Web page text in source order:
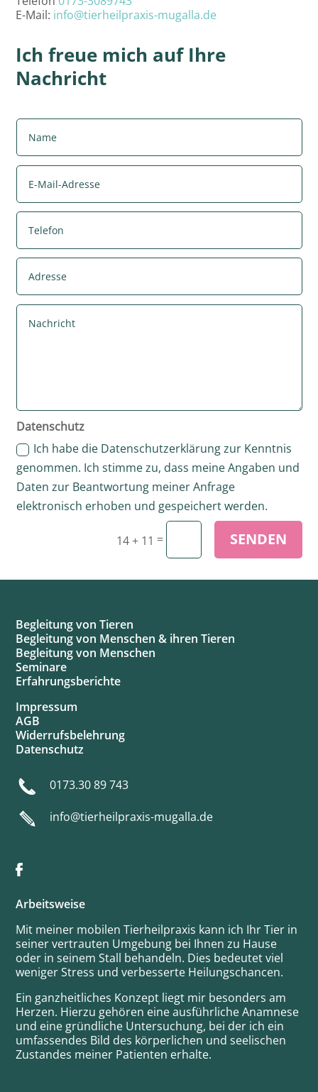
E-Mail: info@tierheilpraxis-mugalla.de
Ich freue mich auf Ihre
Nachricht
Datenschutz
Ich habe die Datenschutzerklärung zur Kenntnis
genommen. Ich stimme zu, dass meine Angaben und
Daten zur Beantwortung meiner Anfrage
elektronisch erhoben und gespeichert werden.
14 + 11 = SENDEN
Begleitung von Tieren
Begleitung von Menschen & ihren Tieren
Begleitung von Menschen
Seminare
Erfahrungsberichte
Impressum
AGB
Widerrufsbelehrung
Datenschutz
0173.30 89 743
info@tierheilpraxis-mugalla.de
Arbeitsweise
Mit meiner mobilen Tierheilpraxis kann ich Ihr Tier in
seiner vertrauten Umgebung bei Ihnen zu Hause
oder in seinem Stall behandeln. Dies bedeutet viel
weniger Stress und verbesserte Heilungschancen.
Ein ganzheitliches Konzept liegt mir besonders am
Herzen. Hierzu gehören eine ausführliche Anamnese
und eine gründliche Untersuchung, bei der ich ein
umfassendes Bild des körperlichen und seelischen
Zustandes meiner Patienten erhalte.